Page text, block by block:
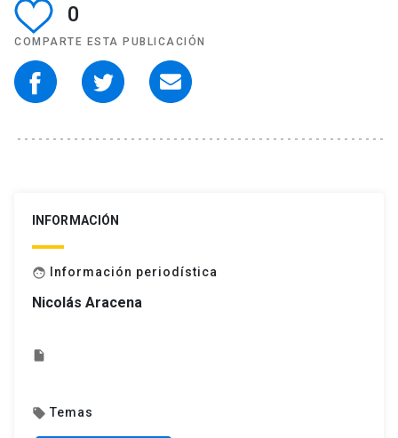
0
COMPARTE ESTA PUBLICACIÓN
INFORMACIÓN
face Información periodística
Nicolás Aracena
insert_drive_file
local_offer Temas